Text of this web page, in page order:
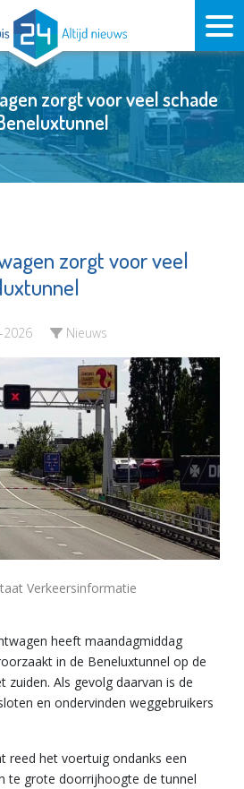
zorgt voor veel schade
zorgt voor veel
2026 Nieuws
Verkeersinformatie
heeft maandagmiddag
in de Beneluxtunnel op de
zuiden. Als gevolg daarvan is de
en ondervinden weggebruikers
reed het voertuig ondanks een
te grote doorrijhoogte de tunnel